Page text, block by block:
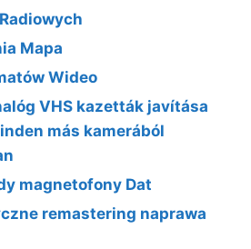
Mapa
Wideo
VHS kazetták javítása
más kamerából
magnetofony Dat
remastering naprawa